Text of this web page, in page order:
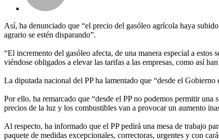
Así, ha denunciado que “el precio del gasóleo agrícola haya
agrario se estén disparando”.
“El incremento del gasóleo afecta, de una manera especial a
viéndose obligados a elevar las tarifas a las empresas, como así
La diputada nacional del PP ha lamentado que “desde el
Por ello, ha remarcado que “desde el PP no podemos permitir
precios de la luz y los combustibles van a provocar un aumento
Al respecto, ha informado que el PP pedirá una mesa de trabajo
paquete de medidas excepcionales, correctoras, urgentes y con